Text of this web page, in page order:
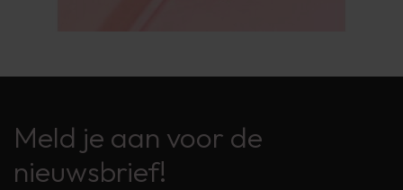
Meld je aan voor de
nieuwsbrief!